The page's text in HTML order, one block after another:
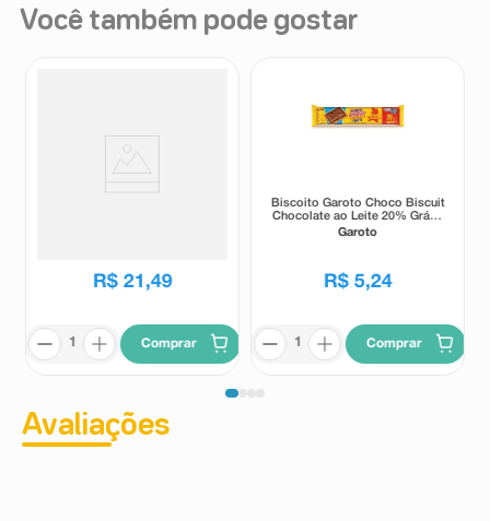
Você também pode gostar
R$ 21 ,49
Comprar
Biscoito Garoto Choco Biscuit
Chocolate ao Leite 20% Grátis
78g
Garoto
R$ 5,24
Comprar
Avaliações